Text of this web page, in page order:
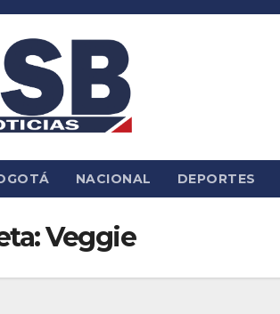
NACIONAL DEPORTES
Veggie